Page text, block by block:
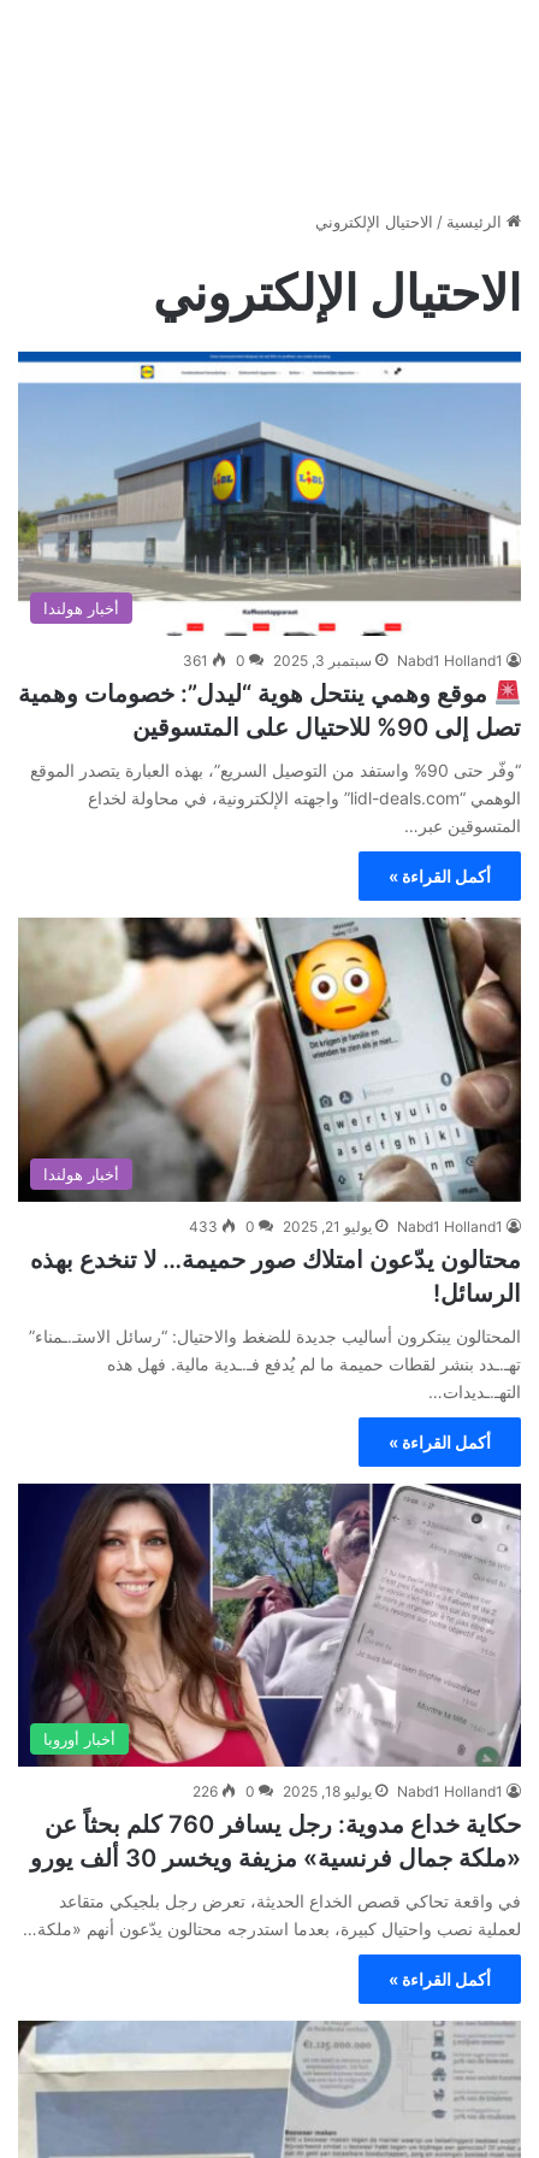
الرئيسية / الاحتيال الإلكتروني
الاحتيال الإلكتروني
أخبار هولندا
Nabd1 Holland1 سبتمبر 3, 2025 0
361
موقع وهمي ينتحل هوية “ليدل”: خصومات وهمية
تصل إلى 90% للاحتيال على المتسوقين
“وفّر حتى 90% واستفد من التوصيل السريع”، بهذه العبارة يتصدر الموقع
الوهمي “lidl-deals.com” واجهته الإلكترونية، في محاولة لخداع
المتسوقين عبر…
أكمل القراءة »
أخبار هولندا
Nabd1 Holland1 يوليو 21, 2025 0
433
محتالون يدّعون امتلاك صور حميمة… لا تنخدع بهذه
الرسائل!
المحتالون يبتكرون أساليب جديدة للضغط والاحتيال: “رسائل الاستـ.ـمناء”
تهـ.ـدد بنشر لقطات حميمة ما لم يُدفع فـ.ـدية مالية. فهل هذه
التهـ.ـديدات…
أكمل القراءة »
أخبار أوروبا
Nabd1 Holland1 يوليو 18, 2025 0
226
حكاية خداع مدوية: رجل يسافر 760 كلم بحثاً عن
«ملكة جمال فرنسية» مزيفة ويخسر 30 ألف يورو
في واقعة تحاكي قصص الخداع الحديثة، تعرض رجل بلجيكي متقاعد
لعملية نصب واحتيال كبيرة، بعدما استدرجه محتالون يدّعون أنهم «ملكة…
أكمل القراءة »